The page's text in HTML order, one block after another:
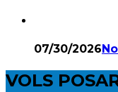
07/30/2026
VOLS